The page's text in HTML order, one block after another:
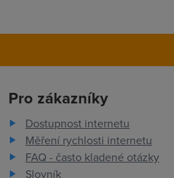
Pro zákazníky
Dostupnost internetu
Měření rychlosti internetu
FAQ - často kladené otázky
Slovník